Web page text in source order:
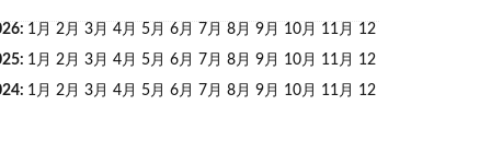
: 1月 2月 3月 4月 5月 6月 7月 8月 9月 10月 11月
12
: 1月 2月 3月 4月 5月 6月 7月 8月 9月 10月 11月
12
: 1月 2月 3月 4月 5月 6月 7月 8月 9月 10月 11月 12